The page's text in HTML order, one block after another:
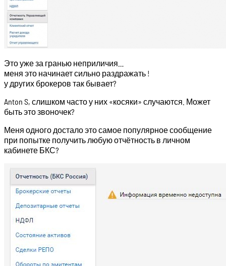
Это уже за гранью неприличия…
меня это начинает сильно раздражать !
у других брокеров так бывает?
Anton S, слишком часто у них «косяки» случаются. Может
быть это звоночек?
Меня одного достало это самое популярное сообщение
при попытке получить любую отчётность в личном
кабинете БКС?